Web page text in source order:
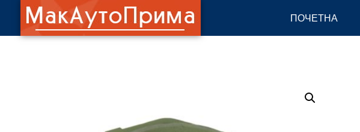
ПОЧЕТНА